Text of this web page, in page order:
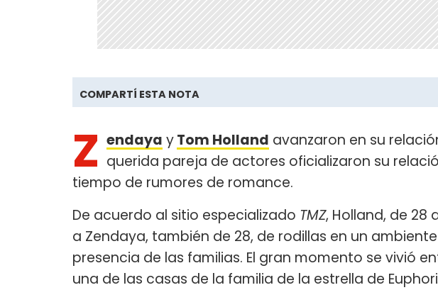
COMPARTÍ ESTA NOTA
Z endaya yTom Holland avanzaron en su
querida pareja de actores oficializaron su
tiempo de rumores de romance.
De acuerdo al sitio especializado TMZ, Holland, de 28
a Zendaya, también de 28, de rodillas en un
presencia de las familias. El gran momento se vivió
una de las casas de la familia de la estrella de